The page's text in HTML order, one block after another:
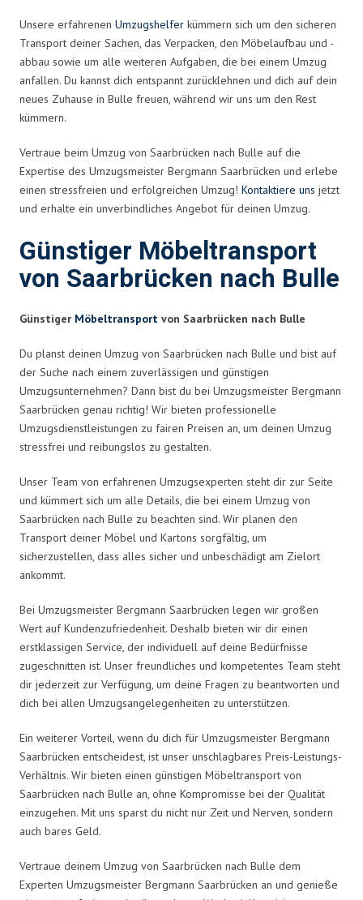
Unsere erfahrenen Umzugshelfer kümmern sich um den sicheren
Transport deiner Sachen, das Verpacken, den Möbelaufbau und -
abbau sowie um alle weiteren Aufgaben, die bei einem Umzug
anfallen. Du kannst dich entspannt zurücklehnen und dich auf dein
neues Zuhause in Bulle freuen, während wir uns um den Rest
kümmern.
Vertraue beim Umzug von Saarbrücken nach Bulle auf die
Expertise des Umzugsmeister Bergmann Saarbrücken und erlebe
einen stressfreien und erfolgreichen Umzug! Kontaktiere uns jetzt
und erhalte ein unverbindliches Angebot für deinen Umzug.
Günstiger Möbeltransport
von Saarbrücken nach Bulle
Günstiger Möbeltransport von Saarbrücken nach Bulle
Du planst deinen Umzug von Saarbrücken nach Bulle und bist auf
der Suche nach einem zuverlässigen und günstigen
Umzugsunternehmen? Dann bist du bei Umzugsmeister Bergmann
Saarbrücken genau richtig! Wir bieten professionelle
Umzugsdienstleistungen zu fairen Preisen an, um deinen Umzug
stressfrei und reibungslos zu gestalten.
Unser Team von erfahrenen Umzugsexperten steht dir zur Seite
und kümmert sich um alle Details, die bei einem Umzug von
Saarbrücken nach Bulle zu beachten sind. Wir planen den
Transport deiner Möbel und Kartons sorgfältig, um
sicherzustellen, dass alles sicher und unbeschädigt am Zielort
ankommt.
Bei Umzugsmeister Bergmann Saarbrücken legen wir großen
Wert auf Kundenzufriedenheit. Deshalb bieten wir dir einen
erstklassigen Service, der individuell auf deine Bedürfnisse
zugeschnitten ist. Unser freundliches und kompetentes Team steht
dir jederzeit zur Verfügung, um deine Fragen zu beantworten und
dich bei allen Umzugsangelegenheiten zu unterstützen.
Ein weiterer Vorteil, wenn du dich für Umzugsmeister Bergmann
Saarbrücken entscheidest, ist unser unschlagbares Preis-Leistungs-
Verhältnis. Wir bieten einen günstigen Möbeltransport von
Saarbrücken nach Bulle an, ohne Kompromisse bei der Qualität
einzugehen. Mit uns sparst du nicht nur Zeit und Nerven, sondern
auch bares Geld.
Vertraue deinem Umzug von Saarbrücken nach Bulle dem
Experten Umzugsmeister Bergmann Saarbrücken an und genieße